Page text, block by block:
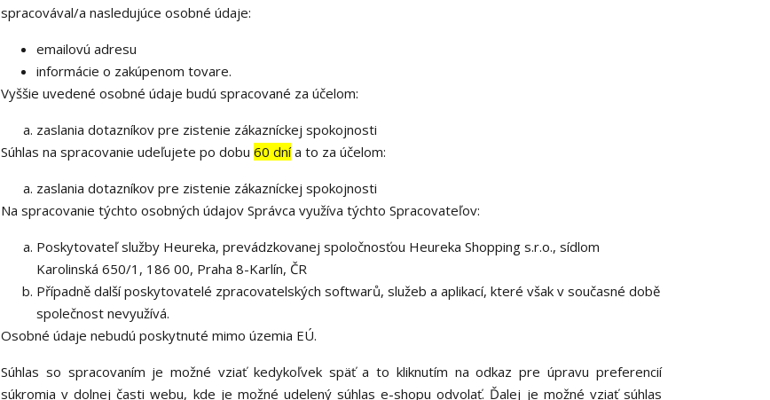
spracovával/a nasledujúce osobné údaje:
emailovú adresu
informácie o zakúpenom tovare.
Vyššie uvedené osobné údaje budú spracované za účelom:
zaslania dotazníkov pre zistenie zákazníckej spokojnosti
Súhlas na spracovanie udeľujete po dobu 60 dnía to za účelom:
zaslania dotazníkov pre zistenie zákazníckej spokojnosti
Na spracovanie týchto osobných údajov Správca využíva týchto Spracovateľov:
Poskytovateľ služby Heureka, prevádzkovanej spoločnosťou Heureka Shopping s.r.o., sídlom
Karolinská 650/1, 186 00, Praha 8-Karlín, ČR
Případně další poskytovatelé zpracovatelských softwarů, služeb a aplikací, které však v současné době
společnost nevyužívá.
Osobné údaje nebudú poskytnuté mimo územia EÚ.
Súhlas so spracovaním je možné vziať kedykoľvek späť a to kliknutím na odkaz pre úpravu preferencií
súkromia v dolnej časti webu, kde je možné udelený súhlas e-shopu odvolať. Ďalej je možné vziať súhlas